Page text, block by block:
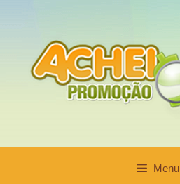
conteúdo
Menu